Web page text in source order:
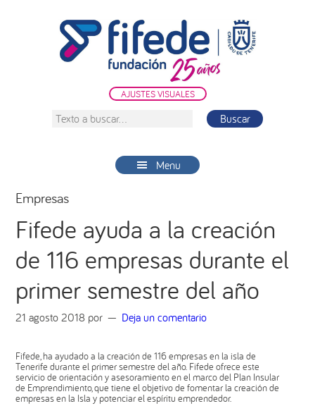
AJUSTES VISUALES
Texto
Menu
Empresas
Fifede ayuda a la creación
de 116 empresas durante el
primer semestre del año
21 agosto 2018 por Deja un comentario
Fifede, ha ayudado a la creación de 116 empresas en la isla de
Tenerife durante el primer semestre del año. Fifede ofrece este
servicio de orientación y asesoramiento en el marco del Plan Insular
de Emprendimiento, que tiene el objetivo de fomentar la creación de
empresas en la Isla y potenciar el espíritu emprendedor.